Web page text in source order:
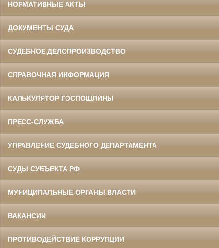
НОРМАТИВНЫЕ АКТЫ
ДОКУМЕНТЫ СУДА
СУДЕБНОЕ ДЕЛОПРОИЗВОДСТВО
СПРАВОЧНАЯ ИНФОРМАЦИЯ
КАЛЬКУЛЯТОР ГОСПОШЛИНЫ
ПРЕСС-СЛУЖБА
УПРАВЛЕНИЕ СУДЕБНОГО ДЕПАРТАМЕНТА
СУДЫ СУБЪЕКТА РФ
МУНИЦИПАЛЬНЫЕ ОРГАНЫ ВЛАСТИ
ВАКАНСИИ
ПРОТИВОДЕЙСТВИЕ КОРРУПЦИИ